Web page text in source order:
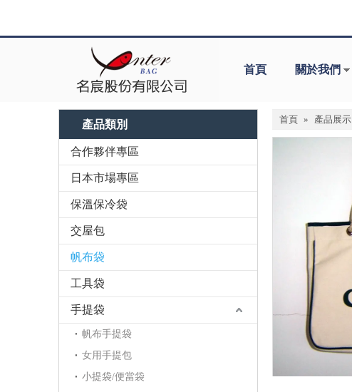
首頁 關於我們
產品類別
合作夥伴專區
日本市場專區
保溫保冷袋
交屋包
帆布袋
工具袋
手提袋
帆布手提袋
女用手提包
小提袋/便當袋
首頁 » 產品展示